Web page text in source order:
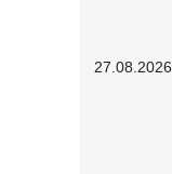
27.08.2026